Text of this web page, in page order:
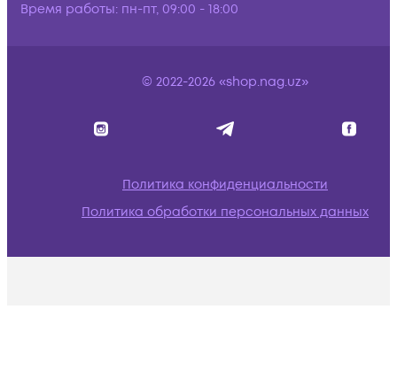
Время работы: пн-пт, 09:00 - 18:00
© 2022-2026 «shop.nag.uz»
Политика конфиденциальности
Политика обработки персональных данных